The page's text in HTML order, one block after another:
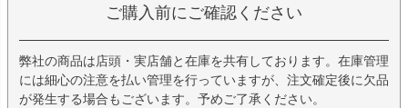
ご購入前にご確認ください
弊社の商品は店頭・実店舗と在庫を共有しております。在庫管理
には細心の注意を払い管理を行っていますが、注文確定後に欠品
が発生する場合もございます。予めご了承ください。